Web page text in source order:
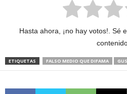
Hasta ahora, ¡no hay votos!. Sé
ETIQUETAS FALSO MEDIO QUE DIFAMA